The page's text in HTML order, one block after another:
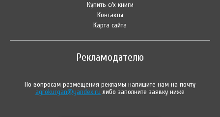
Купить с/х книги
Контакты
Карта сайта
Рекламодателю
По вопросам размещения рекламы напишите нам на почту
agrokurgan@yandex.ru либо заполните заявку ниже